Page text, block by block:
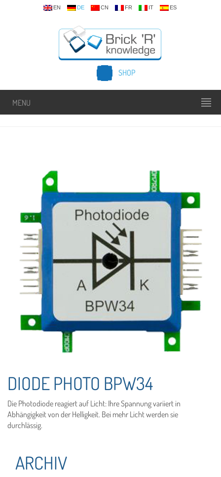
EN DE CN FR IT ES
SHOP
MENU
DIODE PHOTO BPW34
Die Photodiode reagiert auf Licht: Ihre Spannung variiert in
Abhängigkeit von der Helligkeit. Bei mehr Licht werden sie
durchlässig.
ARCHIV